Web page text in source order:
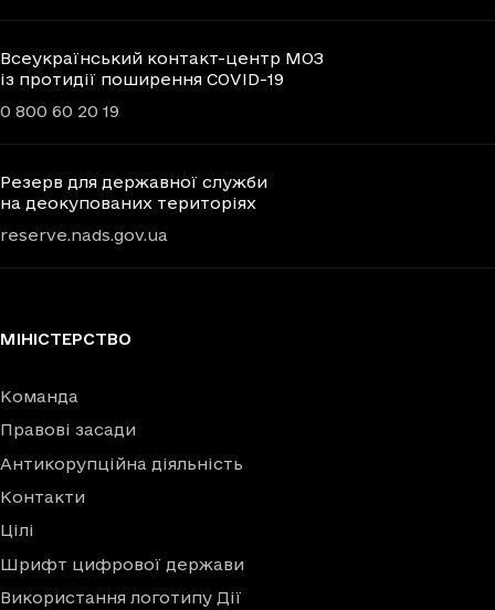
Всеукраїнський контакт-центр МОЗ
із протидії поширення COVID-19
0 800 60 20 19
Резерв для державної служби
на деокупованих територіях
reserve.nads.gov.ua
МІНІСТЕРСТВО
Команда
Правові засади
Антикорупційна діяльність
Контакти
Цілі
Шрифт цифрової держави
Використання логотипу Дії